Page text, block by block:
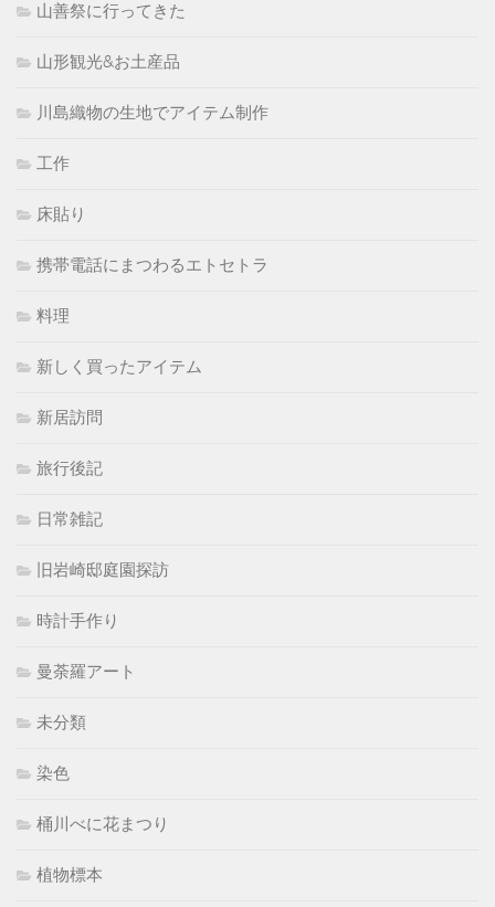
山善祭に行ってきた
山形観光&お土産品
川島織物の生地でアイテム制作
工作
床貼り
携帯電話にまつわるエトセトラ
料理
新しく買ったアイテム
新居訪問
旅行後記
日常雑記
旧岩崎邸庭園探訪
時計手作り
曼荼羅アート
未分類
染色
桶川べに花まつり
植物標本